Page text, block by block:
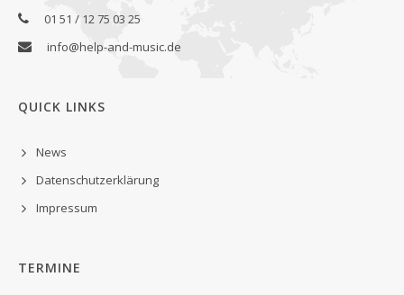
01 51 / 12 75 03 25
info@help-and-music.de
QUICK LINKS
News
Datenschutzerklärung
Impressum
TERMINE